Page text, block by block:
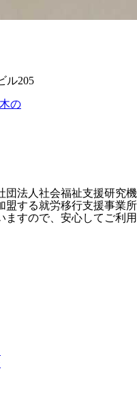
ル205
の
団法人社会福祉支援研究機
盟する就労移行支援事業所
ますので、安心してご利用